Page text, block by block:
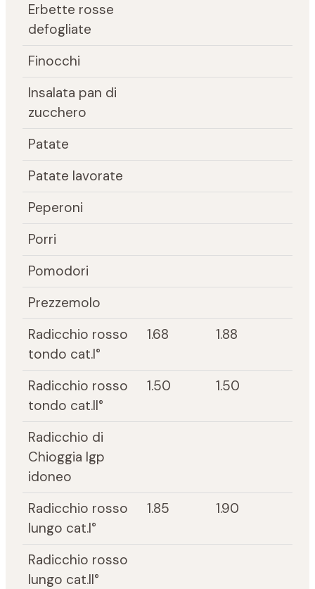
Erbette rosse
defogliate
Finocchi
Insalata pan di
zucchero
Patate
Patate lavorate
Peperoni
Porri
Pomodori
Prezzemolo
Radicchio rosso
tondo cat.I°
1.68 1.88
Radicchio rosso
tondo cat.II°
1.50 1.50
Radicchio di
Chioggia Igp
idoneo
Radicchio rosso
lungo cat.I°
1.85 1.90
Radicchio rosso
lungo cat.II°